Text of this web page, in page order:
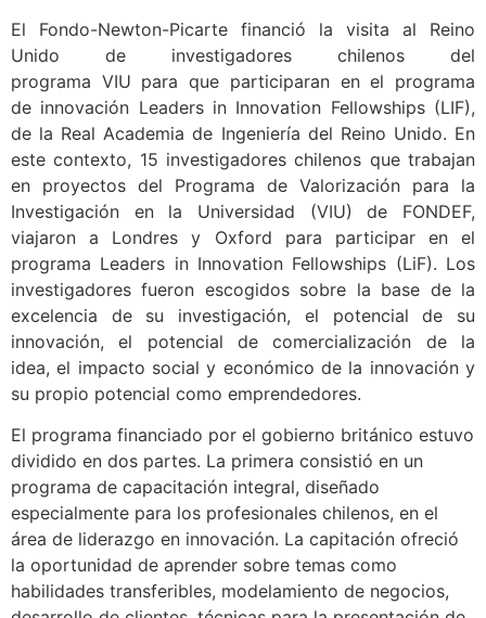
El Fondo-Newton-Picarte financió la visita al Reino
Unido de investigadores chilenos del
programa VIU para que participaran en el programa
de innovación Leaders in Innovation Fellowships (LIF),
de la Real Academia de Ingeniería del Reino Unido. En
este contexto, 15 investigadores chilenos que trabajan
en proyectos del Programa de Valorización para la
Investigación en la Universidad (VIU) de FONDEF,
viajaron a Londres y Oxford para participar en el
programa Leaders in Innovation Fellowships (LiF). Los
investigadores fueron escogidos sobre la base de la
excelencia de su investigación, el potencial de su
innovación, el potencial de comercialización de la
idea, el impacto social y económico de la innovación y
su propio potencial como emprendedores.
El programa financiado por el gobierno británico estuvo
dividido en dos partes. La primera consistió en un
programa de capacitación integral, diseñado
especialmente para los profesionales chilenos, en el
área de liderazgo en innovación. La capitación ofreció
la oportunidad de aprender sobre temas como
habilidades transferibles, modelamiento de negocios,